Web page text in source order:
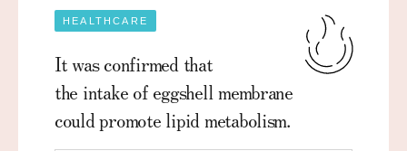
HEALTHCARE
It was confirmed that
the intake of eggshell membrane
could promote lipid metabolism.